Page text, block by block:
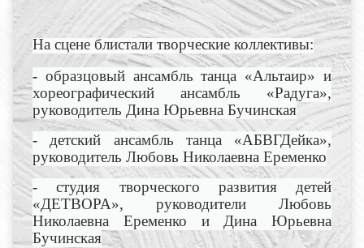
На сцене блистали творческие коллективы:
- образцовый ансамбль танца «Альтаир» и
хореографический ансамбль «Радуга»,
руководитель Дина Юрьевна Бучинская
- детский ансамбль танца «АБВГДейка»,
руководитель Любовь Николаевна Еременко
- студия творческого развития детей
«ДЕТВОРА», руководители Любовь
Николаевна Еременко и Дина Юрьевна
Бучинская